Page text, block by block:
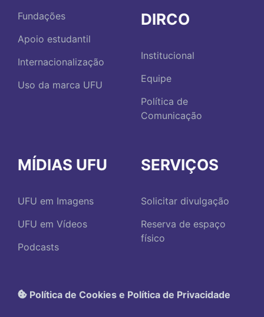
Fundações
Apoio estudantil
Internacionalização
Uso da marca UFU
DIRCO
Institucional
Equipe
Política de
Comunicação
MÍDIAS UFU
UFU em Imagens
UFU em Vídeos
Podcasts
SERVIÇOS
Solicitar divulgação
Reserva de espaço
físico
Política de Cookies e Política de Privacidade